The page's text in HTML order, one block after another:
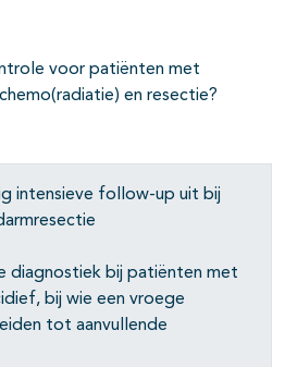
voor patiënten met
en resectie?
intensieve follow-up uit bij
diagnostiek bij patiënten met
bij wie een vroege
tot aanvullende